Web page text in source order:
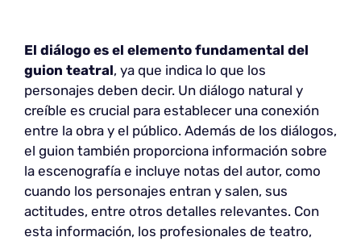
El diálogo es el elemento fundamental del
guion teatral, ya que indica lo que los
personajes deben decir. Un diálogo natural y
creíble es crucial para establecer una conexión
entre la obra y el público. Además de los diálogos,
el guion también proporciona información sobre
la escenografía e incluye notas del autor, como
cuando los personajes entran y salen, sus
actitudes, entre otros detalles relevantes. Con
esta información, los profesionales de teatro,